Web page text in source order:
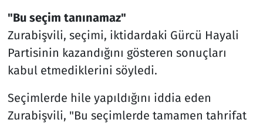
"Bu seçim tanınamaz"
Zurabişvili, seçimi, iktidardaki Gürcü Hayali
Partisinin kazandığını gösteren sonuçları
kabul etmediklerini söyledi.
Seçimlerde hile yapıldığını iddia eden
Zurabişvili, "Bu seçimlerde tamamen tahrifat